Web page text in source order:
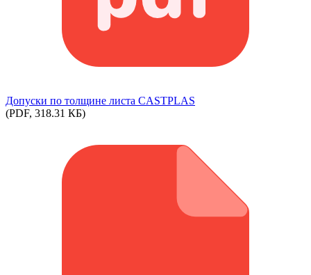
Допуски по толщине листа CASTPLAS
(PDF, 318.31 КБ)